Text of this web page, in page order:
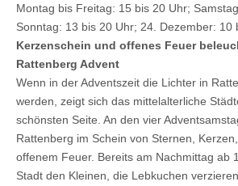
Montag bis Freitag: 15 bis 20 Uhr;
Sonntag: 13 bis 20 Uhr; 24. Dezember: 10
Kerzenschein und offenes Feuer
Rattenberg Advent
Wenn in der Adventszeit die Lichter in
werden, zeigt sich das mittelalterliche
schönsten Seite. An den vier
Rattenberg im Schein von Sternen,
offenem Feuer. Bereits am Nachmittag ab
Stadt den Kleinen, die Lebkuchen